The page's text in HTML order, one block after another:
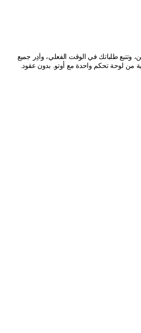
من لوحة تحكم واحدة مع أوتو. بدون عقود.